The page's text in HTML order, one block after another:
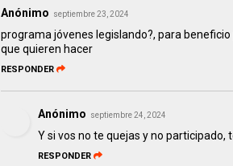
Anónimo septiembre 23, 2024
programa jóvenes legislando?, para
que quieren hacer
RESPONDER
Anónimo septiembre 24, 2024
Y si vos no te quejas y no participado,
RESPONDER